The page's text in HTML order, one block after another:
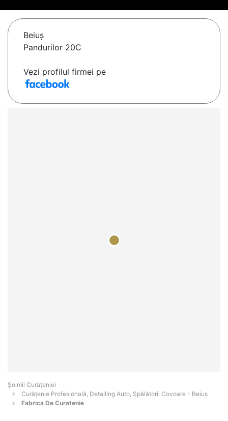
Beiuş
Pandurilor 20C
Vezi profilul firmei pe
Șoimii Curățeniei
Curățenie Profesională, Detailing Auto, Spălătorii Covoare - Beiuş
Fabrica De Curatenie